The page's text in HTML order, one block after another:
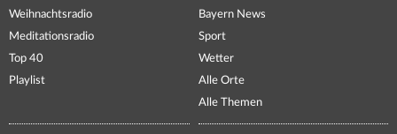
Weihnachtsradio
Meditationsradio
Top 40
Playlist
Bayern News
Sport
Wetter
Alle Orte
Alle Themen